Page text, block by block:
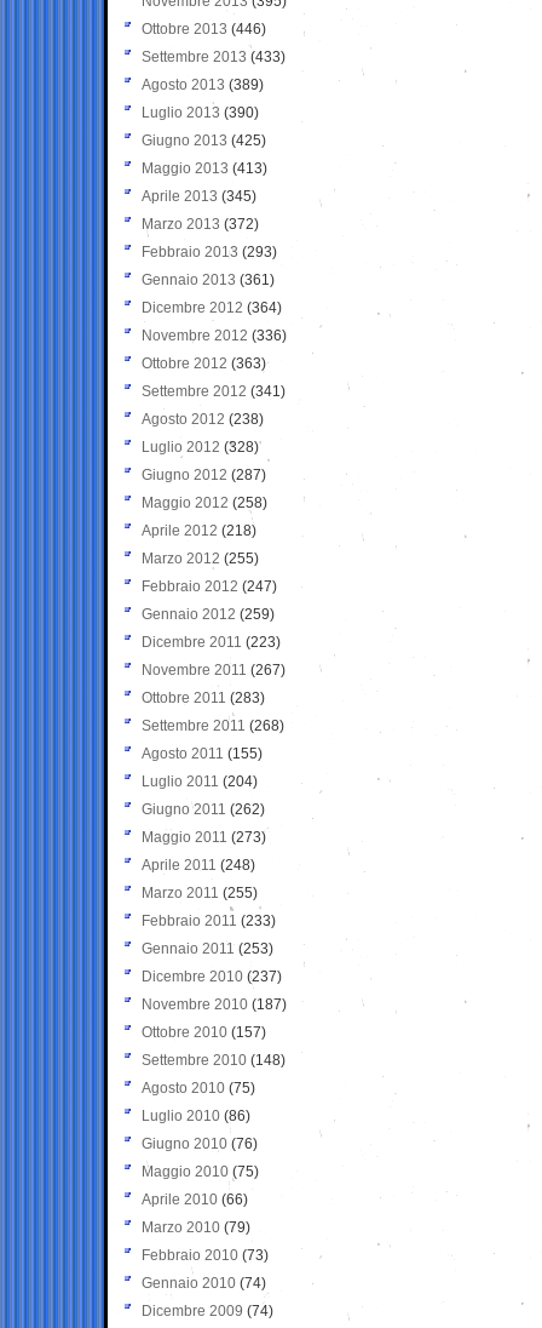
Ottobre 2013 (446)
Settembre 2013 (433)
Agosto 2013 (389)
Luglio 2013 (390)
Giugno 2013 (425)
Maggio 2013 (413)
Aprile 2013 (345)
Marzo 2013 (372)
Febbraio 2013 (293)
Gennaio 2013 (361)
Dicembre 2012 (364)
Novembre 2012 (336)
Ottobre 2012 (363)
Settembre 2012 (341)
Agosto 2012 (238)
Luglio 2012 (328)
Giugno 2012 (287)
Maggio 2012 (258)
Aprile 2012 (218)
Marzo 2012 (255)
Febbraio 2012 (247)
Gennaio 2012 (259)
Dicembre 2011 (223)
Novembre 2011 (267)
Ottobre 2011 (283)
Settembre 2011 (268)
Agosto 2011 (155)
Luglio 2011 (204)
Giugno 2011 (262)
Maggio 2011 (273)
Aprile 2011 (248)
Marzo 2011 (255)
Febbraio 2011 (233)
Gennaio 2011 (253)
Dicembre 2010 (237)
Novembre 2010 (187)
Ottobre 2010 (157)
Settembre 2010 (148)
Agosto 2010 (75)
Luglio 2010 (86)
Giugno 2010 (76)
Maggio 2010 (75)
Aprile 2010 (66)
Marzo 2010 (79)
Febbraio 2010 (73)
Gennaio 2010 (74)
Dicembre 2009 (74)